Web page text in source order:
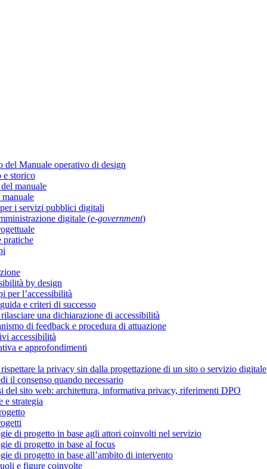
del Manuale operativo di design
e storico
manuale
i servizi pubblici digitali
digitale (e-government)
pratiche
by design
per l’accessibilità
e criteri di successo
una dichiarazione di accessibilità
di feedback e procedura di attuazione
accessibilità
e approfondimenti
la privacy sin dalla progettazione di un sito o servizio digitale
il consenso quando necessario
del sito web: architettura, informativa privacy, riferimenti DPO
e strategia
di progetto in base agli attori coinvolti nel servizio
di progetto in base al focus
di progetto in base all’ambito di intervento
e figure coinvolte